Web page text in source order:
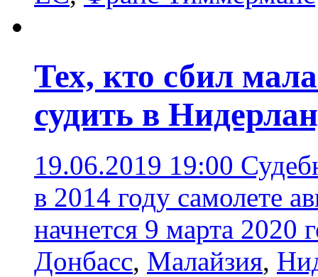
Тех, кто сбил
судить в
19.06.2019 19:00
в 2014 году самолете
начнется 9 марта 2020
Донбасс, Малайзия,